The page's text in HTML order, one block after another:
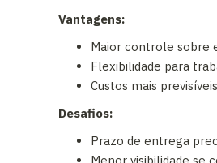
Vantagens:
Maior controle sobre
Flexibilidade para
Custos mais
Desafios:
Prazo de entrega